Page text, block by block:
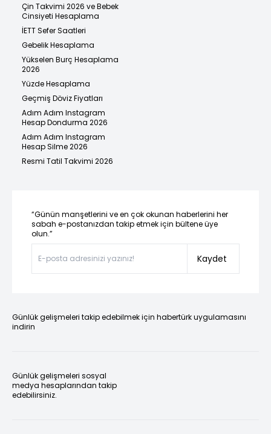
Çin Takvimi 2026 ve Bebek
Cinsiyeti Hesaplama
İETT Sefer Saatleri
Gebelik Hesaplama
Yükselen Burç Hesaplama
2026
Yüzde Hesaplama
Geçmiş Döviz Fiyatları
Adım Adım Instagram
Hesap Dondurma 2026
Adım Adım Instagram
Hesap Silme 2026
Resmi Tatil Takvimi 2026
“Günün manşetlerini ve en çok okunan haberlerini her
sabah e-postanızdan takip etmek için bültene üye
olun.”
Kaydet
Günlük gelişmeleri takip edebilmek için habertürk uygulamasını
indirin
Günlük gelişmeleri sosyal
medya hesaplarından takip
edebilirsiniz.